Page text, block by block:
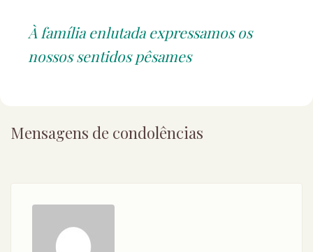
À família enlutada expressamos os
nossos sentidos pêsames
Mensagens de condolências